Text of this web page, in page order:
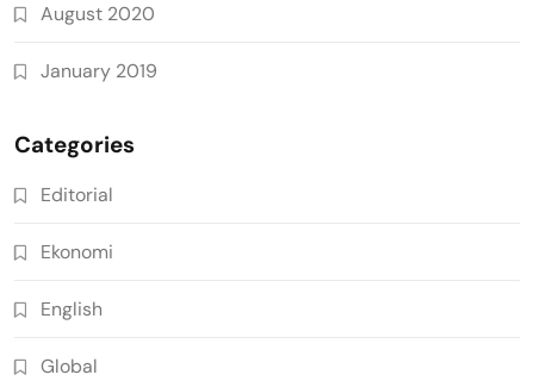
August 2020
January 2019
Categories
Editorial
Ekonomi
English
Global